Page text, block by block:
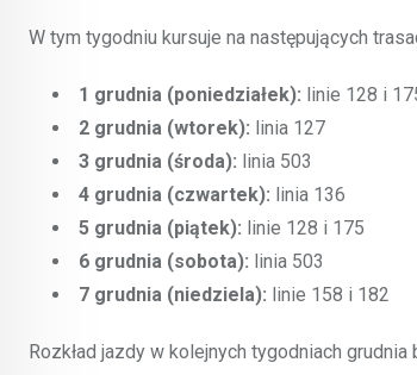
W tym tygodniu kursuje na następujących
1 grudnia (poniedziałek): linie 128 i
2 grudnia (wtorek): linia 127
3 grudnia (środa): linia 503
4 grudnia (czwartek): linia 136
5 grudnia (piątek): linie 128 i 175
6 grudnia (sobota): linia 503
7 grudnia (niedziela): linie 158 i 182
Rozkład jazdy w kolejnych tygodniach